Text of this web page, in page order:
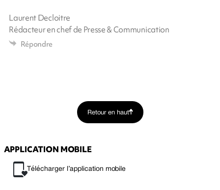
Laurent Decloitre
Rédacteur en chef de Presse & Communication
Répondre
Retour en haut
APPLICATION MOBILE
Télécharger l’application mobile